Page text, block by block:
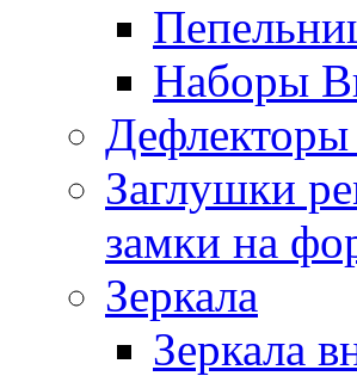
Наборы
Дефлекторы
Заглушки
замки на
Зеркала
Зеркала